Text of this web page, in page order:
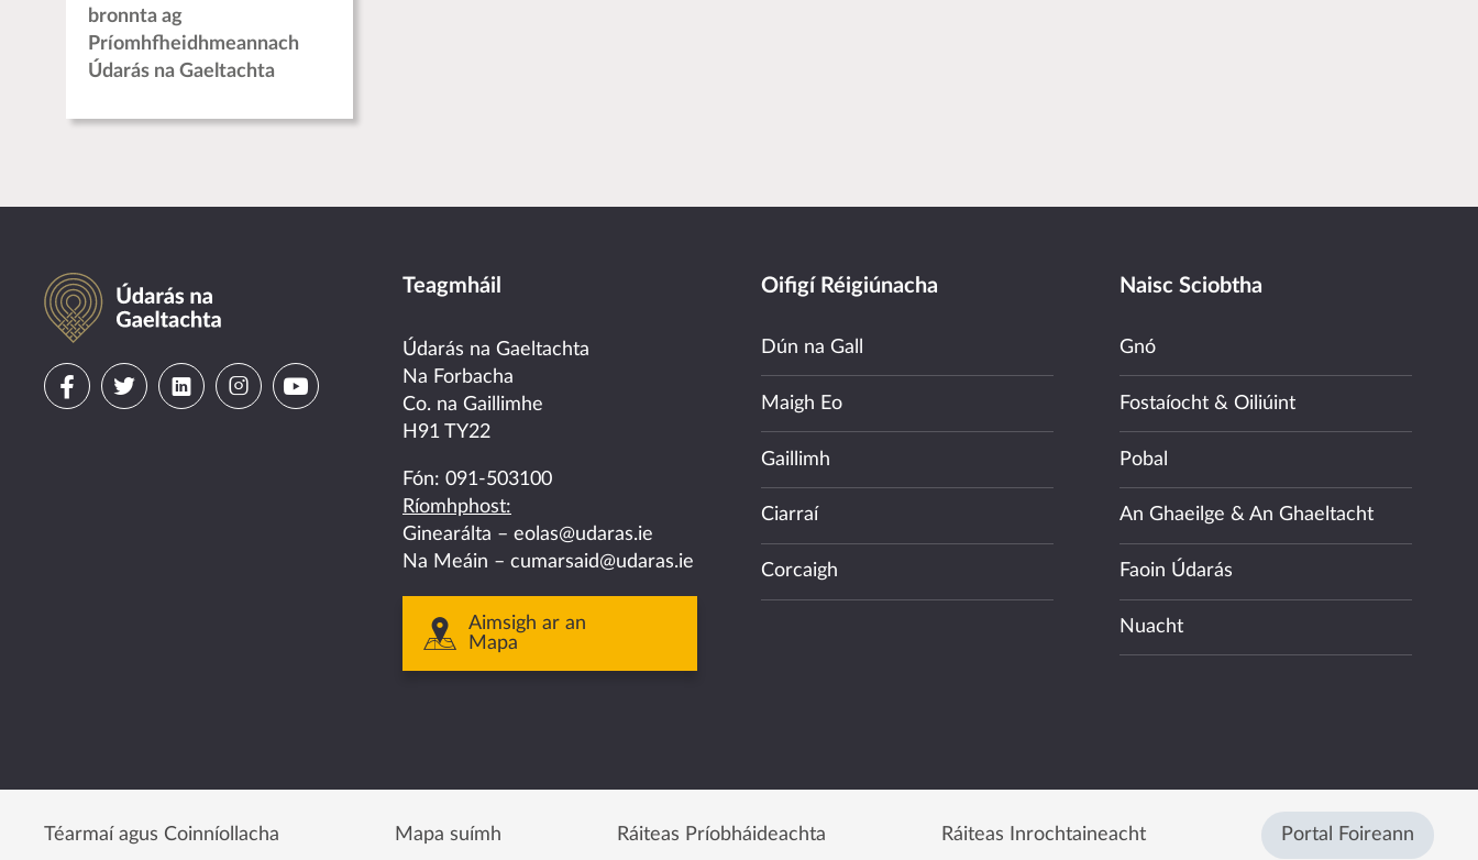
bronnta ag
Príomhfheidhmeannach
Údarás na Gaeltachta
Údarás na Gaeltachta
VisitVisitVisitVisit
instagram
Visit
youtube
Teagmháil
Údarás na Gaeltachta
Na Forbacha
Co. na Gaillimhe
H91 TY22
Fón: 091-503100
Ríomhphost:
Ginearálta – eolas@udaras.ie
Na Meáin – cumarsaid@udaras.ie
Aimsigh ar an
Mapa
Oifigí Réigiúnacha
Dún na Gall
Maigh Eo
Gaillimh
Ciarraí
Corcaigh
Naisc Sciobtha
Gnó
Fostaíocht & Oiliúint
Pobal
An Ghaeilge & An Ghaeltacht
Faoin Údarás
Nuacht
Téarmaí agus Coinníollacha Mapa suímh Ráiteas Príobháideachta Ráiteas Inrochtaineacht Portal Foireann